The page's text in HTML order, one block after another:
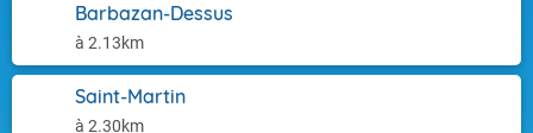
Barbazan-Dessus
à 2.13km
Saint-Martin
à 2.30km